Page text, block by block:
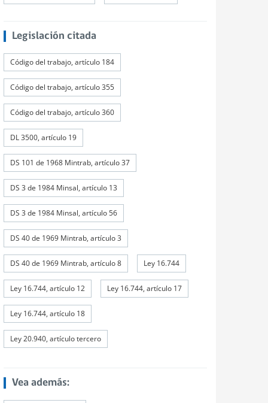
Legislación citada
Código del trabajo, artículo 184
Código del trabajo, artículo 355
Código del trabajo, artículo 360
DL 3500, artículo 19
DS 101 de 1968 Mintrab, artículo 37
DS 3 de 1984 Minsal, artículo 13
DS 3 de 1984 Minsal, artículo 56
DS 40 de 1969 Mintrab, artículo 3
DS 40 de 1969 Mintrab, artículo 8 Ley 16.744
Ley 16.744, artículo 12 Ley 16.744, artículo 17
Ley 16.744, artículo 18
Ley 20.940, artículo tercero
Vea además: